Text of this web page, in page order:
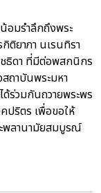
อมรำลึกถึงพระ
ติยาภา นเรนทิรา
ธิดา ที่มีต่อพสกนิกร
ถาบันพระมหา
ด้ร่วมกันถวายพระพร
ริตร เพื่อขอให้
ะพลานามัยสมบูรณ์